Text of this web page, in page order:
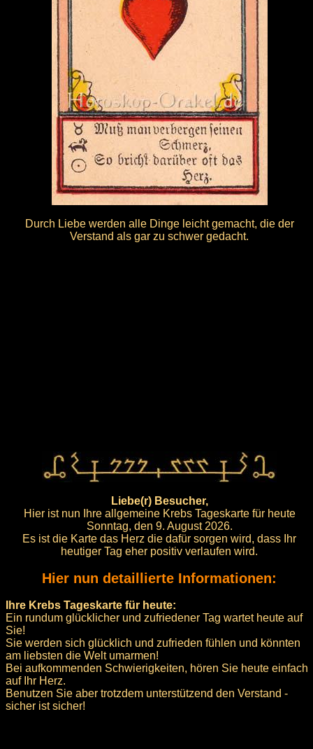
Durch Liebe werden alle Dinge leicht gemacht, die der
Verstand als gar zu schwer gedacht.
Liebe(r) Besucher,
Hier ist nun Ihre allgemeine Krebs Tageskarte für heute
Sonntag, den 9. August 2026.
Es ist die Karte das Herz die dafür sorgen wird, dass Ihr
heutiger Tag eher positiv verlaufen wird.
Hier nun detaillierte Informationen:
Ihre Krebs Tageskarte für heute:
Ein rundum glücklicher und zufriedener Tag wartet heute auf
Sie!
Sie werden sich glücklich und zufrieden fühlen und könnten
am liebsten die Welt umarmen!
Bei aufkommenden Schwierigkeiten, hören Sie heute einfach
auf Ihr Herz.
Benutzen Sie aber trotzdem unterstützend den Verstand -
sicher ist sicher!